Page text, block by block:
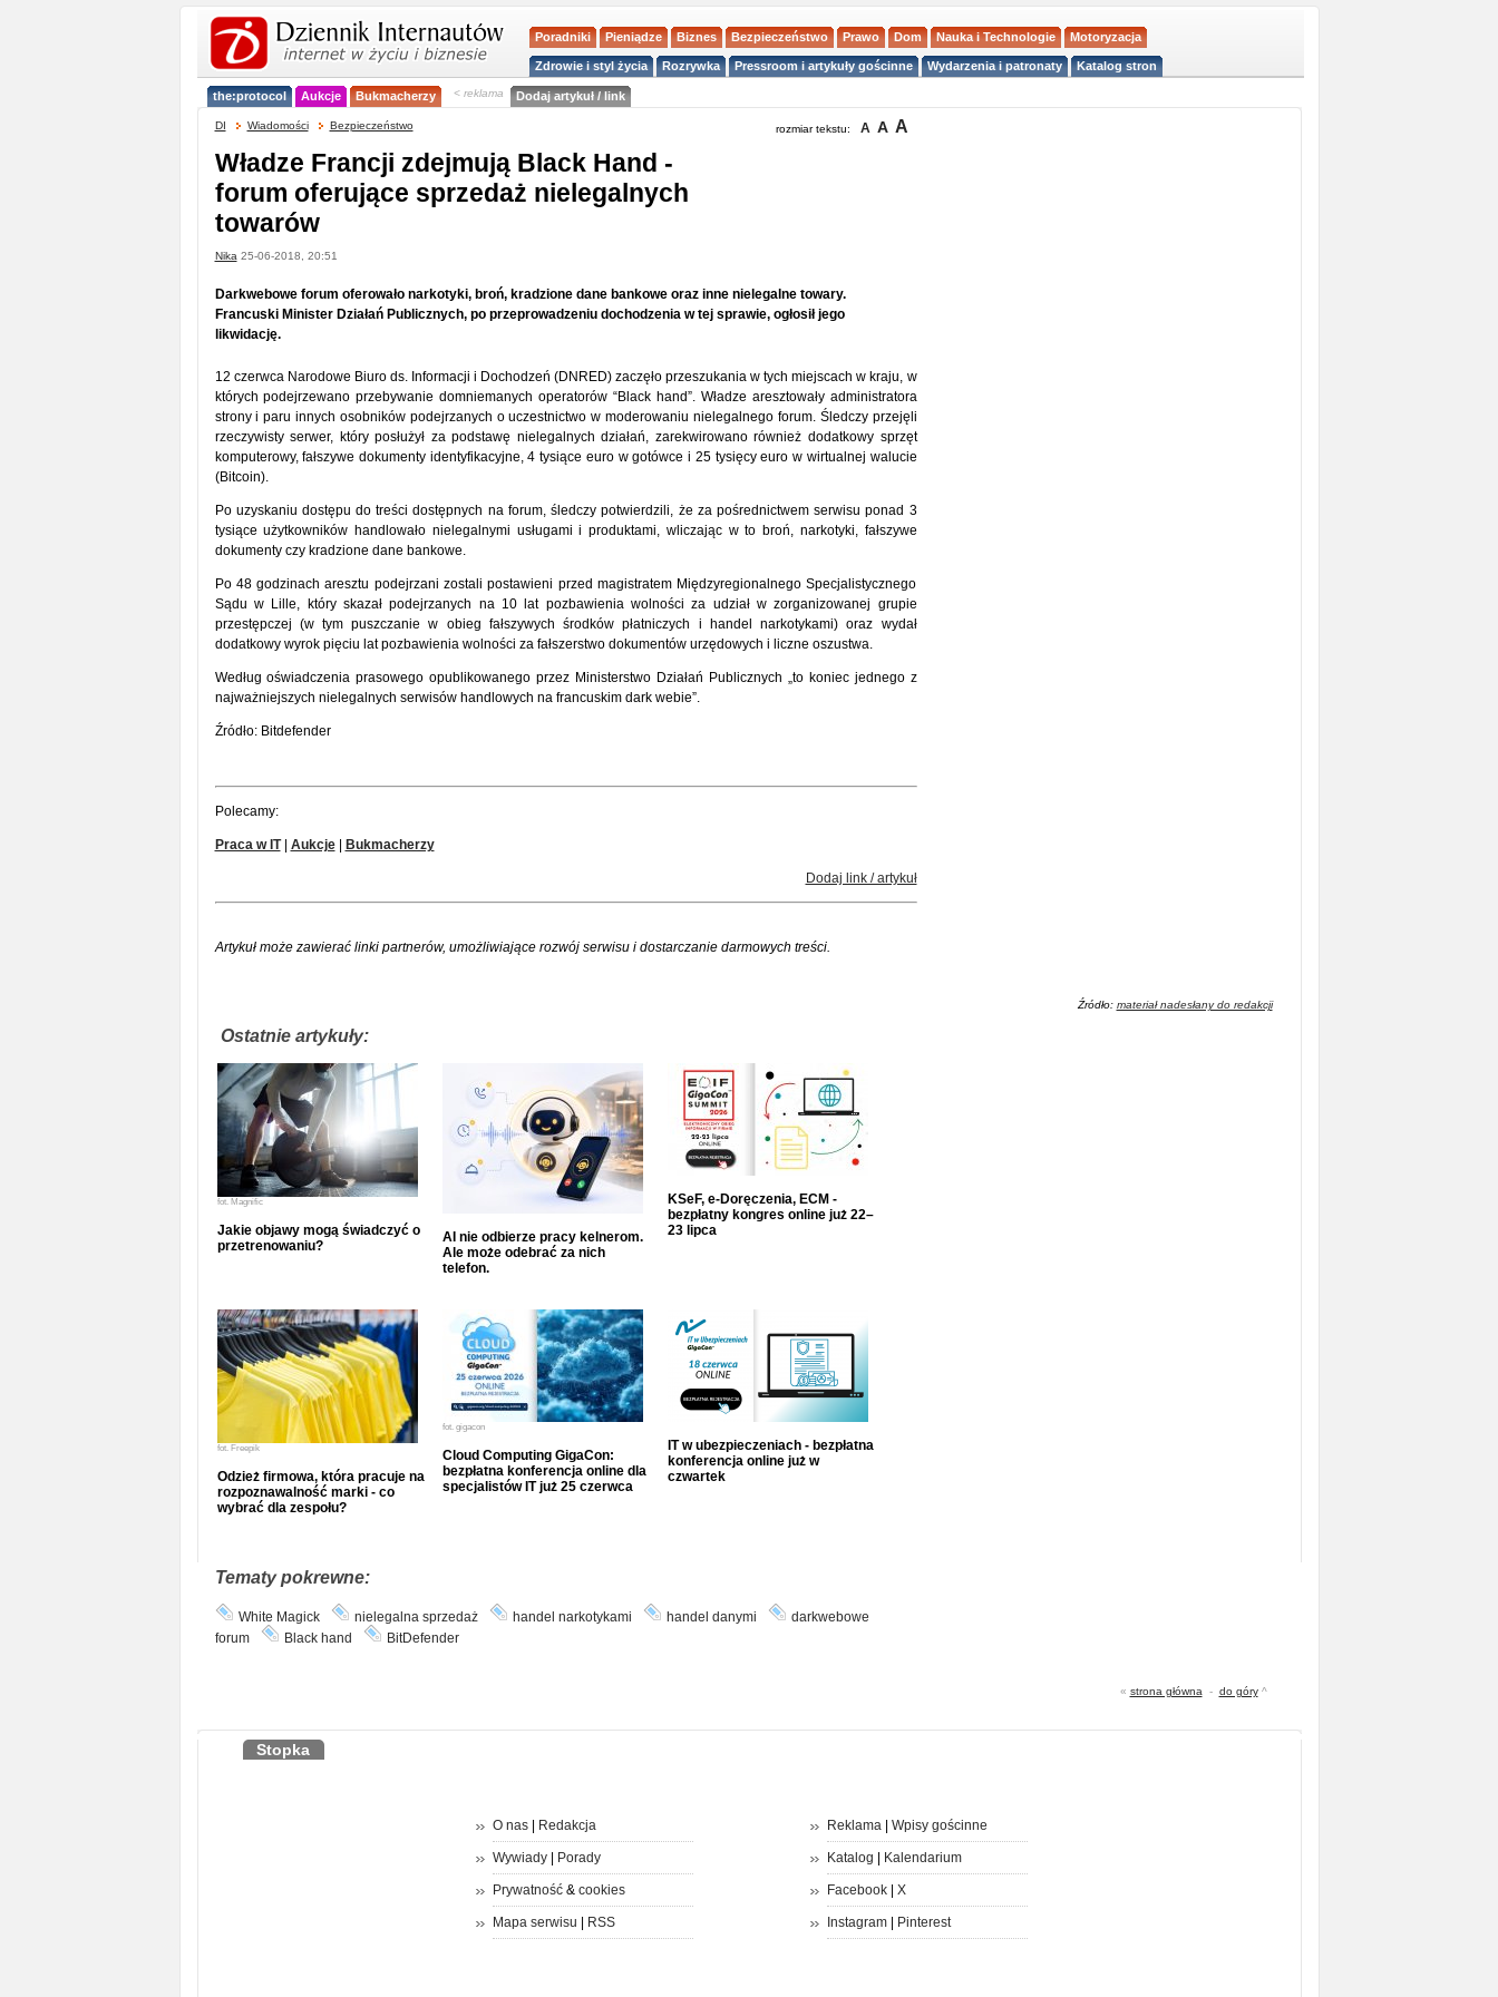
Poradniki Pieniądze Biznes Bezpieczeństwo Prawo Dom Nauka i Technologie Motoryzacja
Zdrowie i styl życia Rozrywka Pressroom i artykuły gościnne Wydarzenia i patronaty Katalog stron
the:protocol Aukcje Bukmacherzy < reklama Dodaj artykuł / link
DI Wiadomości Bezpieczeństwo rozmiar tekstu: A A A
Władze Francji zdejmują Black Hand -
forum oferujące sprzedaż nielegalnych
towarów
Nika 25-06-2018, 20:51
Darkwebowe forum oferowało narkotyki, broń, kradzione dane bankowe oraz inne nielegalne towary.
Francuski Minister Działań Publicznych, po przeprowadzeniu dochodzenia w tej sprawie, ogłosił jego
likwidację.
12 czerwca Narodowe Biuro ds. Informacji i Dochodzeń (DNRED) zaczęło przeszukania w tych miejscach w kraju, w
których podejrzewano przebywanie domniemanych operatorów “Black hand”. Władze aresztowały administratora
strony i paru innych osobników podejrzanych o uczestnictwo w moderowaniu nielegalnego forum. Śledczy przejęli
rzeczywisty serwer, który posłużył za podstawę nielegalnych działań, zarekwirowano również dodatkowy sprzęt
komputerowy, fałszywe dokumenty identyfikacyjne, 4 tysiące euro w gotówce i 25 tysięcy euro w wirtualnej walucie
(Bitcoin).
Po uzyskaniu dostępu do treści dostępnych na forum, śledczy potwierdzili, że za pośrednictwem serwisu ponad 3
tysiące użytkowników handlowało nielegalnymi usługami i produktami, wliczając w to broń, narkotyki, fałszywe
dokumenty czy kradzione dane bankowe.
Po 48 godzinach aresztu podejrzani zostali postawieni przed magistratem Międzyregionalnego Specjalistycznego
Sądu w Lille, który skazał podejrzanych na 10 lat pozbawienia wolności za udział w zorganizowanej grupie
przestępczej (w tym puszczanie w obieg fałszywych środków płatniczych i handel narkotykami) oraz wydał
dodatkowy wyrok pięciu lat pozbawienia wolności za fałszerstwo dokumentów urzędowych i liczne oszustwa.
Według oświadczenia prasowego opublikowanego przez Ministerstwo Działań Publicznych „to koniec jednego z
najważniejszych nielegalnych serwisów handlowych na francuskim dark webie”.
Źródło: Bitdefender
Polecamy:
Praca w IT| Aukcje| Bukmacherzy
Dodaj link / artykuł
Artykuł może zawierać linki partnerów, umożliwiające rozwój serwisu i dostarczanie darmowych treści.
Źródło: materiał nadesłany do redakcji
Ostatnie artykuły:
fot. Magnific
Jakie objawy mogą świadczyć o
przetrenowaniu?
AI nie odbierze pracy kelnerom.
Ale może odebrać za nich
telefon.
KSeF, e-Doręczenia, ECM -
bezpłatny kongres online już 22–
23 lipca
fot. Freepik
Odzież firmowa, która pracuje na
rozpoznawalność marki - co
wybrać dla zespołu?
fot. gigacon
Cloud Computing GigaCon:
bezpłatna konferencja online dla
specjalistów IT już 25 czerwca
IT w ubezpieczeniach - bezpłatna
konferencja online już w
czwartek
Tematy pokrewne:
White Magick nielegalna sprzedaż handel narkotykami handel danymi
darkwebowe
forum
Black hand BitDefender
« strona główna - do góry^
Stopka
O nas| Redakcja
Wywiady| Porady
Prywatność& cookies
Mapa serwisu RSS
Reklama| Wpisy gościnne
Katalog Kalendarium
Facebook| X
Instagram| Pinterest